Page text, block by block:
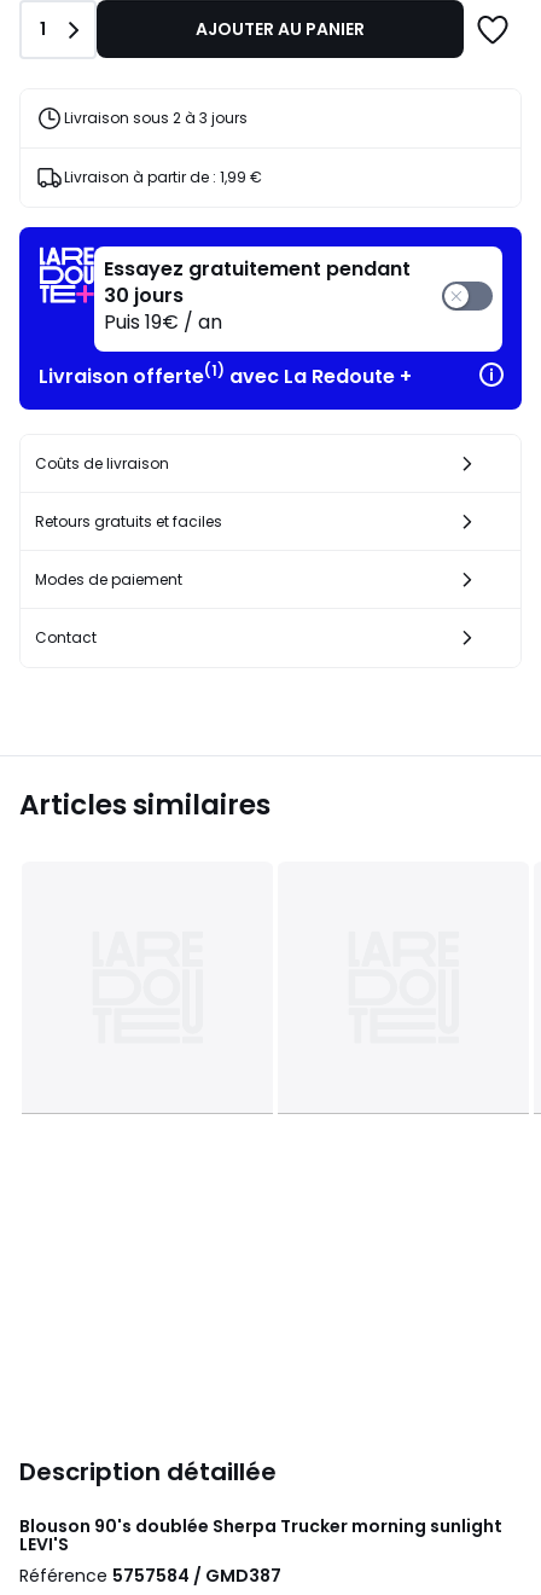
-10%
l’achat
articles
J'en
Quantité
1 AJOUTER AU PANIER
Livraison sous 2 à 3 jours
Livraison à partir de : 1,99 €
Essayez gratuitement pendant
30 jours
Puis 19€ / an
Livraison offerte(1) avec La Redoute +
Coûts de livraison
Retours gratuits et faciles
Modes de paiement
Contact
Articles similaires
Description détaillée
Blouson 90's doublée Sherpa Trucker morning sunlight
LEVI'S
Référence 5757584 / GMD387